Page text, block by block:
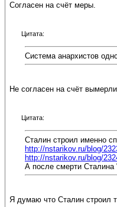
Согласен на счёт меры.
Цитата:
Система анархистов
Не согласен на счёт
Цитата:
Сталин строил именно
http://nstarikov.ru/blog/
http://nstarikov.ru/blog/
А после смерти Сталина
Я думаю что Сталин строил